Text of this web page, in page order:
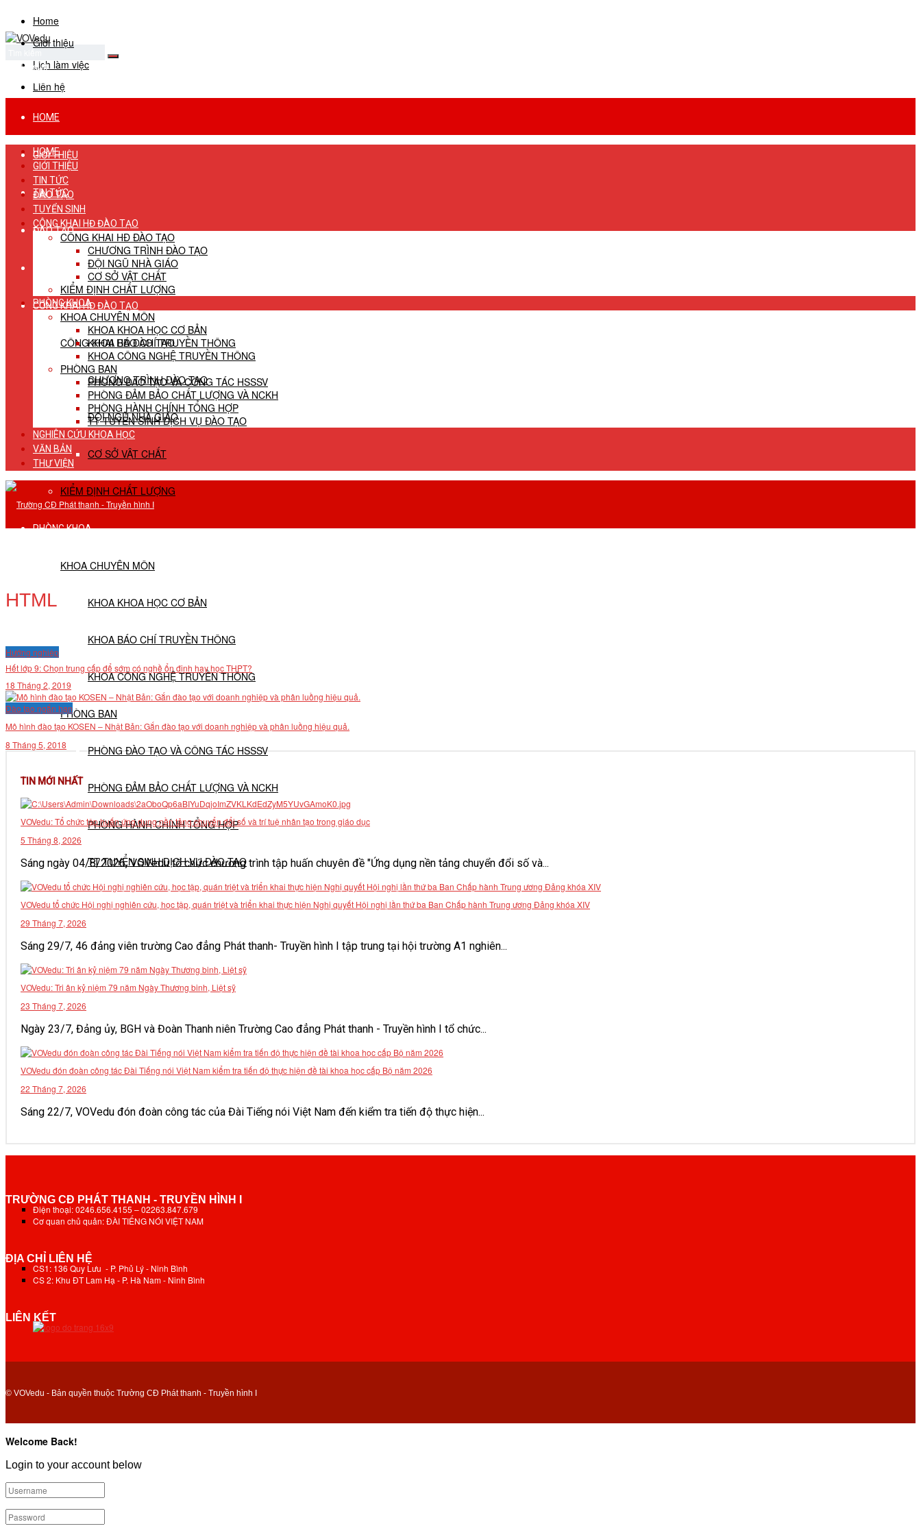
Home
Giới thiệu
Lịch làm việc
Liên hệ
No Result
View All Result
HOME
GIỚI THIỆU
TIN TỨC
ĐÀO TẠO
TUYỂN SINH
CÔNG KHAI HĐ ĐÀO TẠO
CÔNG KHAI HĐ ĐÀO TẠO
CHƯƠNG TRÌNH ĐÀO TẠO
ĐỘI NGŨ NHÀ GIÁO
CƠ SỞ VẬT CHẤT
KIỂM ĐỊNH CHẤT LƯỢNG
PHÒNG KHOA
KHOA CHUYÊN MÔN
KHOA KHOA HỌC CƠ BẢN
KHOA BÁO CHÍ TRUYỀN THÔNG
KHOA CÔNG NGHỆ TRUYỀN THÔNG
PHÒNG BAN
PHÒNG ĐÀO TẠO VÀ CÔNG TÁC HSSSV
PHÒNG ĐẢM BẢO CHẤT LƯỢNG VÀ NCKH
PHÒNG HÀNH CHÍNH TỔNG HỢP
TT TUYỂN SINH DỊCH VỤ ĐÀO TẠO
NGHIÊN CỨU KHOA HỌC
THƯ VIỆN
HOME
GIỚI THIỆU
TIN TỨC
ĐÀO TẠO
TUYỂN SINH
CÔNG KHAI HĐ ĐÀO TẠO
CÔNG KHAI HĐ ĐÀO TẠO
CHƯƠNG TRÌNH ĐÀO TẠO
ĐỘI NGŨ NHÀ GIÁO
CƠ SỞ VẬT CHẤT
KIỂM ĐỊNH CHẤT LƯỢNG
PHÒNG KHOA
KHOA CHUYÊN MÔN
KHOA KHOA HỌC CƠ BẢN
KHOA BÁO CHÍ TRUYỀN THÔNG
KHOA CÔNG NGHỆ TRUYỀN THÔNG
PHÒNG BAN
PHÒNG ĐÀO TẠO VÀ CÔNG TÁC HSSSV
PHÒNG ĐẢM BẢO CHẤT LƯỢNG VÀ NCKH
PHÒNG HÀNH CHÍNH TỔNG HỢP
TT TUYỂN SINH DỊCH VỤ ĐÀO TẠO
NGHIÊN CỨU KHOA HỌC
VĂN BẢN
THƯ VIỆN
HTML
Hướng nghiệp
Hết lớp 9: Chọn trung cấp để sớm có nghề ổn định hay học THPT?
18 Tháng 2, 2019
Đào tạo ngắn hạn
Mô hình đào tạo KOSEN – Nhật Bản: Gắn đào tạo với doanh nghiệp và phân luồng hiệu quả.
8 Tháng 5, 2018
TIN MỚI NHẤT
VOVedu: Tổ chức tập huấn ứng dụng nền tảng chuyển đổi số và trí tuệ nhân tạo trong giáo dục
5 Tháng 8, 2026
Sáng ngày 04/8/2026, VOVedu tổ chức chương trình tập huấn chuyên đề "Ứng dụng nền tảng chuyển đổi số và...
VOVedu tổ chức Hội nghị nghiên cứu, học tập, quán triệt và triển khai thực hiện Nghị quyết Hội nghị lần thứ ba Ban Chấp hành Trung ương Đảng khóa XIV
29 Tháng 7, 2026
Sáng 29/7, 46 đảng viên trường Cao đẳng Phát thanh- Truyền hình I tập trung tại hội trường A1 nghiên...
VOVedu: Tri ân kỷ niệm 79 năm Ngày Thương binh, Liệt sỹ
23 Tháng 7, 2026
Ngày 23/7, Đảng ủy, BGH và Đoàn Thanh niên Trường Cao đẳng Phát thanh - Truyền hình I tổ chức...
VOVedu đón đoàn công tác Đài Tiếng nói Việt Nam kiểm tra tiến độ thực hiện đề tài khoa học cấp Bộ năm 2026
22 Tháng 7, 2026
Sáng 22/7, VOVedu đón đoàn công tác của Đài Tiếng nói Việt Nam đến kiểm tra tiến độ thực hiện...
TRƯỜNG CĐ PHÁT THANH - TRUYỀN HÌNH I
Điện thoại: 0246.656.4155 – 02263.847.679
Cơ quan chủ quản: ĐÀI TIẾNG NÓI VIỆT NAM
ĐỊA CHỈ LIÊN HỆ
CS1: 136 Quy Lưu - P. Phủ Lý - Ninh Bình
CS 2: Khu ĐT Lam Hạ - P. Hà Nam - Ninh Bình
LIÊN KẾT
© VOVedu - Bản quyền thuộc Trường CĐ Phát thanh - Truyền hình I
Welcome Back!
Login to your account below